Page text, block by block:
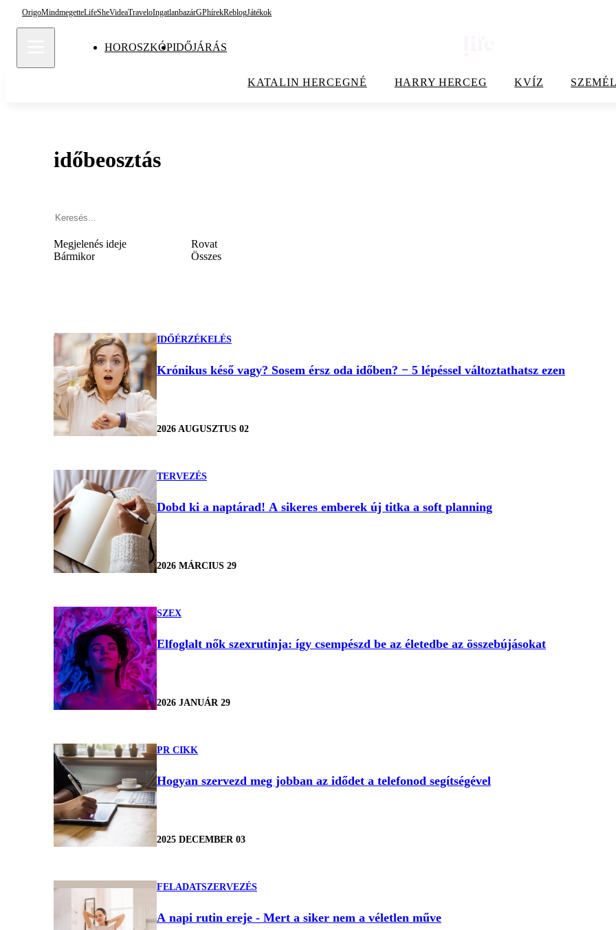
OrigoMindmegetteLifeSheVideaTraveloIngatlanbazárGPhírekReblogJátékok
HOROSZKÓPIDŐJÁRÁS
KATALIN HERCEGNÉ HARRY HERCEG KVÍZ
időbeosztás
Megjelenés ideje
Bármikor
Rovat
Összes
IDŐÉRZÉKELÉS
Krónikus késő vagy? Sosem érsz oda időben? − 5 lépéssel változtathatsz ezen
2026 AUGUSZTUS 02
TERVEZÉS
Dobd ki a naptárad! A sikeres emberek új titka a soft planning
2026 MÁRCIUS 29
SZEX
Elfoglalt nők szexrutinja: így csempészd be az életedbe az összebújásokat
2026 JANUÁR 29
PR CIKK
Hogyan szervezd meg jobban az idődet a telefonod segítségével
2025 DECEMBER 03
FELADATSZERVEZÉS
A napi rutin ereje - Mert a siker nem a véletlen műve